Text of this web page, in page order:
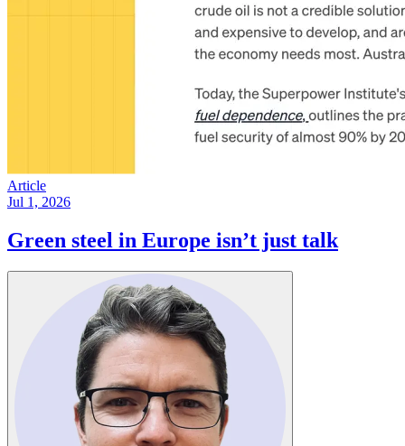
Article
Jul 1, 2026
Green steel in Europe isn’t just talk​​​​‌ ‍ ​‍​‍‌‍ ‌ ​‍‌‍‍‌‌‍‌ ‌‍‍‌‌‍ ‍​‍​‍​ ‍‍​‍​‍‌ ​ ‌‍​‌‌‍ ‍‌‍‍‌‌ ‌​‌ ‍‌​‍ ‍‌‍‍‌‌‍ ​‍​‍​‍ ​​‍​‍‌‍‍​‌ ​‍‌‍‌‌‌‍‌‍​‍​‍​ ‍‍​‍​‍‌‍‍​‌ ‌​‌ ‌​‌ ​​​ ‍‍​‍ ​‍ ‌‍ ​‌‍ ‌‍​ ‌‍​‌‌‍ ​‌‍‍​‌‍ ‌ ​ ‌ ‌​​ ‍‍​ ​ ​ ​ ​ ​ ​ ​ ​‍ ‌‍‍‌‌‍ ‍‌ ‌​‌‍‌‌‌‍ ‍‌ ‌​​‍ ‌‍‌‌‌‍‌​‌‍‍‌‌ ‌​​‍ ‌‍ ‌‌‍ ‌‍‌​‌‍‌‌​ ‌‌ ​​‌ ​‍‌‍‌‌‌ ​ ‌‍‌‌‌‍ ‍‌ ‌​‌‍​‌‌ ‌​‌‍‍‌‌‍ ‌‍ ‍​ ‍ ‌‍‍‌‌‍‌​​ ‌​ ‌ ​ ‌‍​ ​ ​ ‌‌‌‍‌‌​ ​‌​ ‍​‌‍‌‍​‍ ‌‌‍‌‌​ ​​​ ​‌​ ‌ ​‍ ‌​ ‌​‌‍​ ‌‍‌​​ ‍​​‍ ‌​ ‍‌‌‍‌‍‌‍‌​​ ‌ ​‍ ‌‌‍‌‍​ ​‍​ ‌ ​ ​ ​ ​‍​ ‍​​ ​​​ ‍‌​ ​​​ ‌ ‌‍‌‍‌‍​‌​ ‍ ‌ ‌​‌ ‍‌‌ ​​‌‍‌‌​ ‌‌‍ ‍‌‍‌‌‌ ‌ ‌ ​ ​ ‍ ‌ ​​‌‍​‌‌ ‌​‌‍‍​​ ‌‌ ‌​‌‍‍‌‌ ‌​‌‍ ​‌‍‌‌​ ‌‍​‍‌‍​‌‌ ​ ‌‍‌‌‌‌‌‌‌ ​‍‌‍ ​​ ‌‌‍‍​‌ ‌​‌ ‌​‌ ​​​‍‌‌​ ​ ‌​​‌​‍‌‌​ ​‍‌​‌‍​‍‌‌​ ​‍‌​‌‍‌‍ ​‌‍ ‌‍​ ‌‍​‌‌‍ ​‌‍‍​‌‍ ‌ ​ ‌ ‌​​‍‌‌​ ​ ‌​​‌​ ​ ​ ​ ​ ​ ​ ​ ​‍‌‍‌‍‍‌‌‍‌​​ ‌​ ‌ ​ ‌‍​ ​ ​ ‌‌‌‍‌‌​ ​‌​ ‍​‌‍‌‍​‍ ‌‌‍‌‌​ ​​​ ​‌​ ‌ ​‍ ‌​ ‌​‌‍​ ‌‍‌​​ ‍​​‍ ‌​ ‍‌‌‍‌‍‌‍‌​​ ‌ ​‍ ‌‌‍‌‍​ ​‍​ ‌ ​ ​ ​ ​‍​ ‍​​ ​​​ ‍‌​ ​​​ ‌ ‌‍‌‍‌‍​‌​‍‌‍‌ ‌​‌ ‍‌‌ ​​‌‍‌‌​ ‌‌‍ ‍‌‍‌‌‌ ‌ ‌ ​ ​‍‌‍‌ ​​‌‍​‌‌ ‌​‌‍‍​​ ‌‌ ‌​‌‍‍‌‌ ‌​‌‍ ​‌‍‌‌​‍‌‍‌ ​​‌‍‌‌‌ ​‍‌ ​ ‌ ​​‌‍‌‌‌‍​ ‌ ‌​‌‍‍‌‌ ‌‍‌‍‌‌​ ‌‌ ​​‌ ‌‌‌‍​‍‌‍ ​‌‍‍‌‌ ​ ‌‍‍​‌‍‌‌‌‍‌​​‍​‍‌ ‌